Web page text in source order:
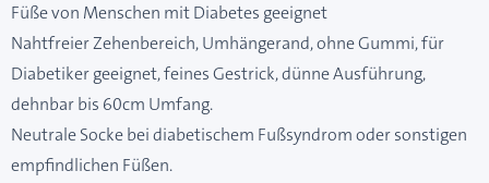
Füße von Menschen mit Diabetes geeignet
Nahtfreier Zehenbereich, Umhängerand, ohne Gummi, für
Diabetiker geeignet, feines Gestrick, dünne Ausführung,
dehnbar bis 60cm Umfang.
Neutrale Socke bei diabetischem Fußsyndrom oder sonstigen
empfindlichen Füßen.